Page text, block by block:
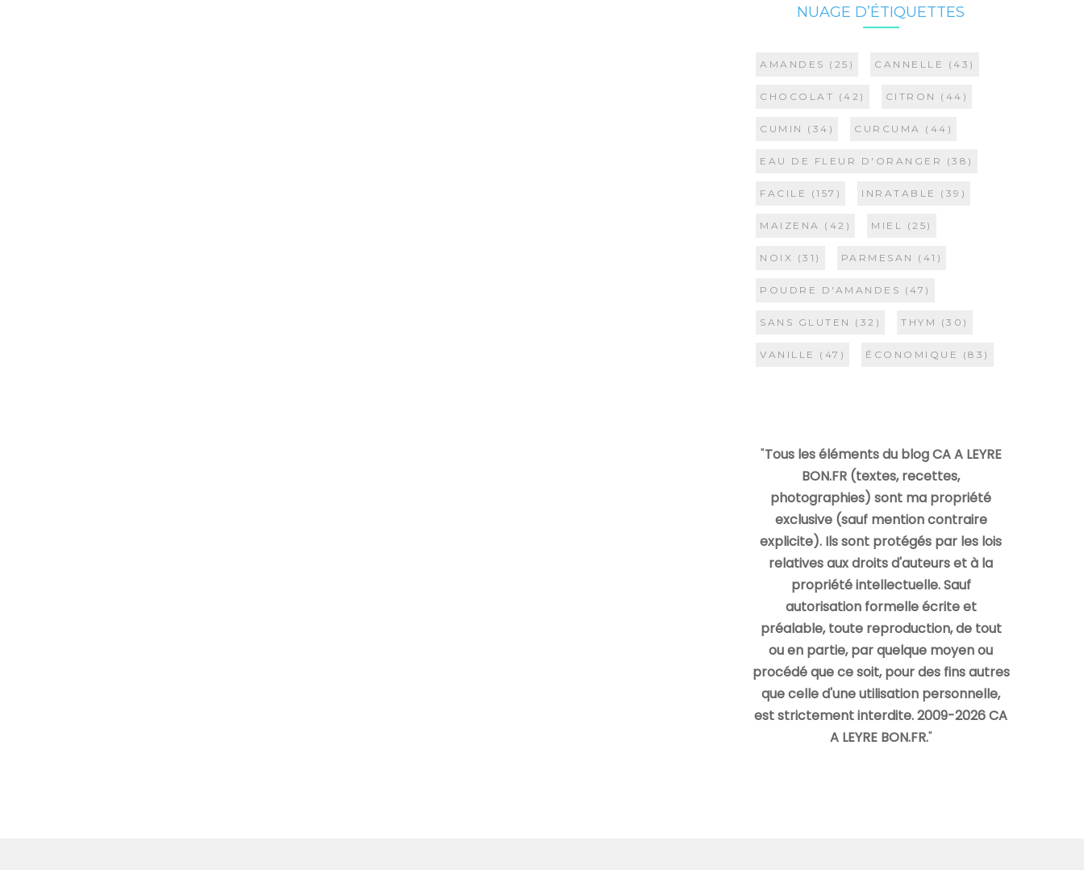
NUAGE D’ÉTIQUETTES
AMANDES (25) CANNELLE (43)
CHOCOLAT (42) CITRON (44)
CUMIN (34) CURCUMA (44)
EAU DE FLEUR D'ORANGER (38)
FACILE (157) INRATABLE (39)
MAIZENA (42) MIEL (25)
NOIX (31) PARMESAN (41)
POUDRE D'AMANDES (47)
SANS GLUTEN (32) THYM (30)
VANILLE (47) ÉCONOMIQUE (83)
"Tous les éléments du blog CA A LEYRE
BON.FR (textes, recettes,
photographies) sont ma propriété
exclusive (sauf mention contraire
explicite). Ils sont protégés par les lois
relatives aux droits d'auteurs et à la
propriété intellectuelle. Sauf
autorisation formelle écrite et
préalable, toute reproduction, de tout
ou en partie, par quelque moyen ou
procédé que ce soit, pour des fins autres
que celle d'une utilisation personnelle,
est strictement interdite. 2009-2026 CA
A LEYRE BON.FR."